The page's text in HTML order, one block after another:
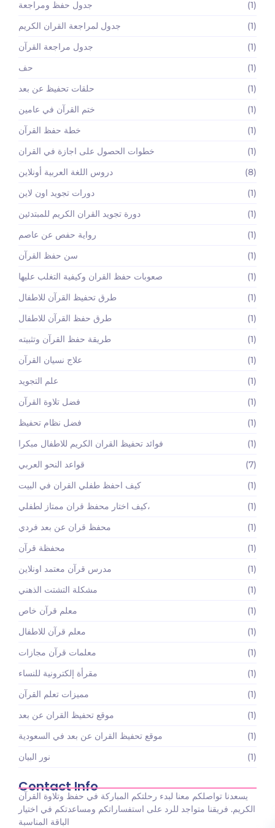
جدول حفظ ومراجعة
(1)
جدول لمراجعة القران الكريم
(1)
جدول مراجعة القرآن
(1)
حف
(1)
حلقات تحفيظ عن بعد
(1)
ختم القرآن في عامين
(1)
خطة حفظ القرآن
(1)
خطوات الحصول على اجازة في القران
(1)
دروس اللغة العربية أونلاين
(8)
دورات تجويد اون لاين
(1)
دورة تجويد القران الكريم للمبتدئين
(1)
رواية حفص عن عاصم
(1)
سن حفظ القرآن
(1)
صعوبات حفظ القران وكيفية التغلب عليها
(1)
طرق تحفيظ القرآن للاطفال
(1)
طرق حفظ القرآن للاطفال
(1)
طريقة حفظ القرآن وتثبيته
(1)
علاج نسيان القرآن
(1)
علم التجويد
(1)
فضل تلاوة القرآن
(1)
فضل نظام تحفيظ
(1)
فوائد تحفيظ القران الكريم للاطفال مبكرا
(1)
قواعد النحو العربي
(7)
كيف احفظ طفلي القران في البيت
(1)
كيف اختار محفظ قران ممتاز لطفلي،
(1)
محفظ قران عن بعد فردي
(1)
محفظة قرآن
(1)
مدرس قرآن معتمد اونلاين
(1)
مشكلة التشتت الذهني
(1)
معلم قرآن خاص
(1)
معلم قرآن للاطفال
(1)
معلمات قرآن مجازات
(1)
مقرأة إلكترونية للنساء
(1)
مميزات تعلم القرآن
(1)
موقع تحفيظ القران عن بعد
(1)
موقع تحفيظ القران عن بعد في السعودية
(1)
نور البيان
(1)
Contact Info
يسعدنا تواصلكم معنا لبدء رحلتكم المباركة في حفظ وتلاوة القرآن
الكريم. فريقنا متواجد للرد على استفساراتكم ومساعدتكم في اختيار
الباقة المناسبة